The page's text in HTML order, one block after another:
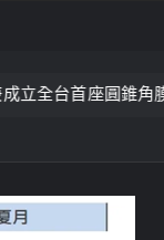
首座圓錐角膜中